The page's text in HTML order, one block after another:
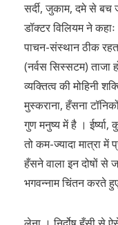
सर्दी, जुकाम, दमे से बच
डॉक्टर विलियम ने
पाचन-संस्थान ठीक
(नर्वस सिस्सटम) ताजा
व्यक्तित्व की मोहिनी
मुस्कराना, हँसना
गुण मनुष्य में है । ईर्ष्या,
तो कम-ज्यादा मात्रा में
हँसने वाला इन दोषों से
भगवन्नाम चिंतन करते